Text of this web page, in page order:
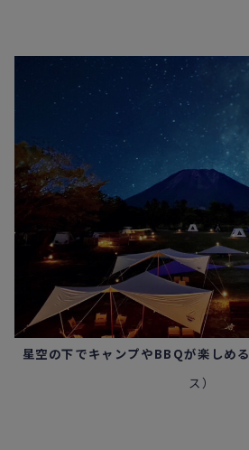
星空の下でキャンプやBBQが楽しめる
ス）